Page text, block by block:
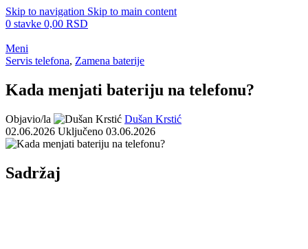
Skip to navigation Skip to main content
0 stavke 0,00 RSD
Meni
Servis telefona, Zamena baterije
Kada menjati bateriju na telefonu?
Objavio/la
Dušan Krstić
02.06.2026 Uključeno 03.06.2026
Sadržaj